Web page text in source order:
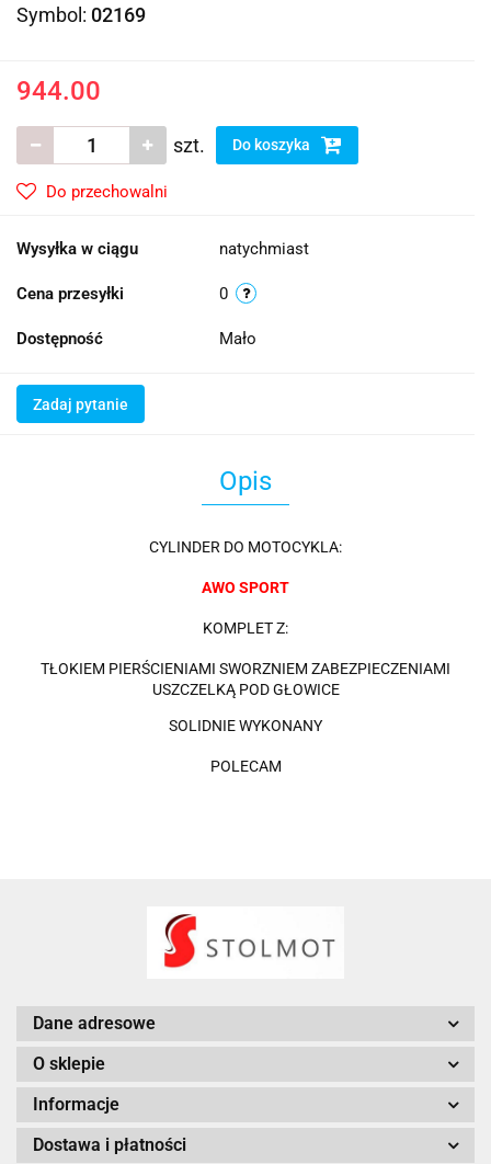
Symbol: 02169
944.00
szt. Do koszyka
Do przechowalni
Wysyłka w ciągu natychmiast
Cena przesyłki 0
Dostępność Mało
Zadaj pytanie
Opis
CYLINDER DO MOTOCYKLA:
AWO SPORT
KOMPLET Z:
TŁOKIEM PIERŚCIENIAMI SWORZNIEM ZABEZPIECZENIAMI
USZCZELKĄ POD GŁOWICE
SOLIDNIE WYKONANY
POLECAM
Dane adresowe
O sklepie
Informacje
Dostawa i płatności